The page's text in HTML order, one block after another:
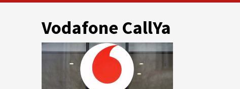
Vodafone CallYa